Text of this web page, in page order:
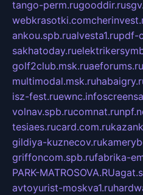
tango-perm.rugooddir.ru
webkrasotki.com
ankou.spb.rualvesta1.rupdf-
sakhatoday.ru
golf2club.msk.ruaeforums.ru
multimodal.msk.ru
isz-fest.ruewnc.info
volnav.spb.rucomnat.ru
tesiaes.rucard.com.ru
gildiya-kuznecov.ru
griffoncom.spb.rufabrika-
PARK-MATROSOVA.RU
avtoyurist-moskva1.ru